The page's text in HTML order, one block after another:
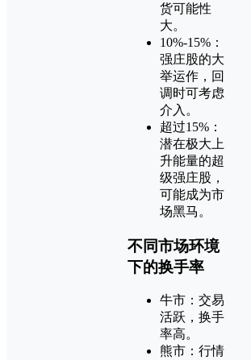
货可能性
大。
10%-15%：
强庄股的大
举运作，回
调时可考虑
介入。
超过15%：
潜在极大上
升能量的超
级强庄股，
可能成为市
场黑马。
不同市场环境
下的换手率
牛市：交易
活跃，换手
率高。
熊市：行情